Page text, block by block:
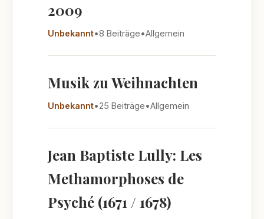
2009
Unbekannt•8 Beiträge•Allgemein
Musik zu Weihnachten
Unbekannt•25 Beiträge•Allgemein
Jean Baptiste Lully: Les
Methamorphoses de
Psyché (1671 / 1678)